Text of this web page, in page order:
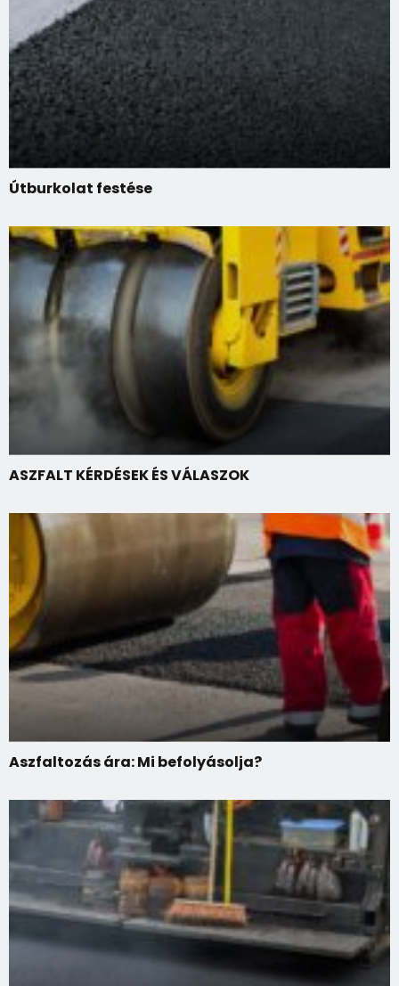
Útburkolat festése
ASZFALT KÉRDÉSEK ÉS VÁLASZOK
Aszfaltozás ára: Mi befolyásolja?